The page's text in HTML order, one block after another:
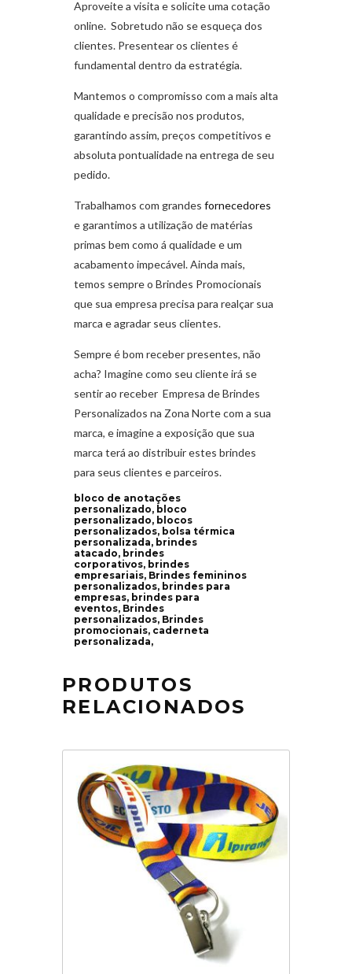
Aproveite a visita e solicite uma cotação
online. Sobretudo não se esqueça dos
clientes. Presentear os clientes é
fundamental dentro da estratégia.
Mantemos o compromisso com a mais alta
qualidade e precisão nos produtos,
garantindo assim, preços competitivos e
absoluta pontualidade na entrega de seu
pedido.
Trabalhamos com grandes fornecedores
e garantimos a utilização de matérias
primas bem como á qualidade e um
acabamento impecável. Ainda mais,
temos sempre o Brindes Promocionais
que sua empresa precisa para realçar sua
marca e agradar seus clientes.
Sempre é bom receber presentes, não
acha? Imagine como seu cliente irá se
sentir ao receber Empresa de Brindes
Personalizados na Zona Norte com a sua
marca, e imagine a exposição que sua
marca terá ao distribuir estes brindes
para seus clientes e parceiros.
bloco de anotações
personalizado, bloco
personalizado, blocos
personalizados, bolsa térmica
personalizada, brindes
atacado, brindes
corporativos, brindes
empresariais, Brindes femininos
personalizados, brindes para
empresas, brindes para
eventos, Brindes
personalizados, Brindes
promocionais, caderneta
personalizada,
PRODUTOS
RELACIONADOS